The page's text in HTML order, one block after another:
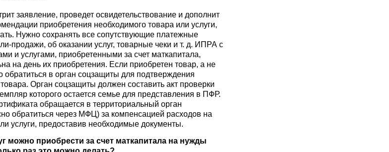
заявление, проведет освидетельствование и дополнит
приобретения необходимого товара или услуги,
Нужно сохранять все сопутствующие платежные
продажи, об оказании услуг, товарные чеки и т. д. ИПРА с
и услугами, приобретенными за счет маткапитала,
на день их приобретения. Если приобретен товар, а не
обратиться в орган соцзащиты для подтверждения
Орган соцзащиты должен составить акт проверки
которого остается семье для представления в ПФР.
обращается в территориальный орган
обратиться через МФЦ) за компенсацией расходов на
услуги, предоставив необходимые документы.
можно приобрести за счет маткапитала на нужды